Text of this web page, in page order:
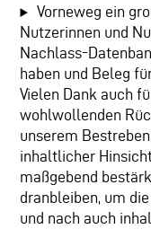
Vorneweg ein
Nutzerinnen und
Nachlass-
haben und Beleg
Vielen Dank auch
wohlwollenden
unserem
inhaltlicher
maßgebend
dranbleiben, um
und nach auch